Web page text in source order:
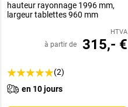
hauteur rayonnage 1996 mm,
largeur tablettes 960 mm
HTVA
à partir de 315,- €
(2)
en 10 jours